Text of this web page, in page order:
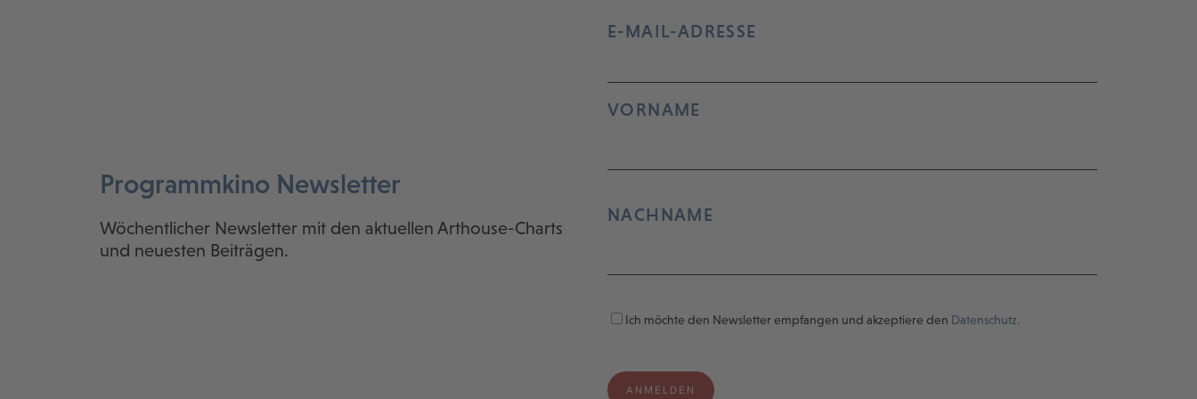
Programmkino Newsletter
Wöchentlicher Newsletter mit den aktuellen Arthouse-Charts
und neuesten Beiträgen.
E-MAIL-ADRESSE
VORNAME
NACHNAME
Ich möchte den Newsletter empfangen und akzeptiere den Datenschutz.